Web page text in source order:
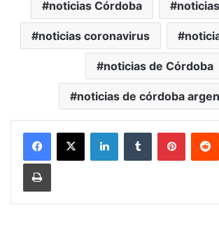
noticias Córdoba
noticias coronavirus
noticias de Córdoba
noticias de córdoba
LinkedInTumblr Pinterest
Imprimir